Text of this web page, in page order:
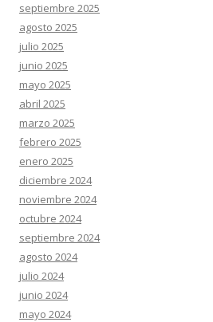
septiembre 2025
agosto 2025
julio 2025
junio 2025
mayo 2025
abril 2025
marzo 2025
febrero 2025
enero 2025
diciembre 2024
noviembre 2024
octubre 2024
septiembre 2024
agosto 2024
julio 2024
junio 2024
mayo 2024